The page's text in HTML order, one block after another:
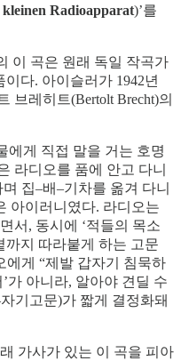
Radioapparat)’를
이 곡은 원래 독일 작곡가
이다. 아이슬러가 1942년
브레히트(Bertolt Brecht)의
에게 직접 말을 거는 호명
라디오를 품에 안고 다니
집–배–기차를 옮겨 다니
아이러니였다. 라디오는
서, 동시에 ‘적들의 목소
까지 따라붙게 하는 고문
에게 “제발 갑자기 침묵하
가 아니라, 알아야 견딜 수
기고문)가 짧게 결정화돼
가사가 있는 이 곡을 피아